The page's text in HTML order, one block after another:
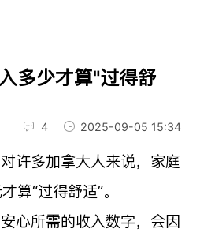
多少才算"过得舒
4 2025-09-05 15:34
许多加拿大人来说，家庭
算“过得舒适”。
心所需的收入数字，会因